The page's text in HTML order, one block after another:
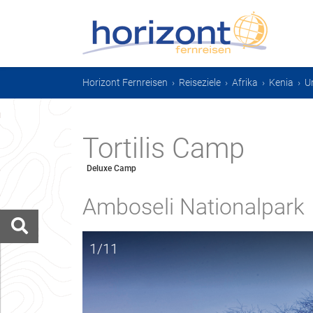
Horizont Fernreisen › Reiseziele › Afrika › Kenia ›
Tortilis Camp
Deluxe Camp
Amboseli Nationalpark
1/11